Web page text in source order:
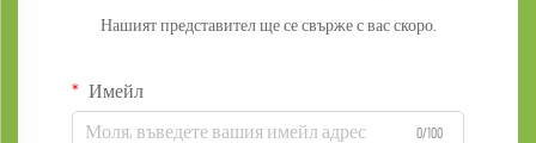
Нашият представител ще се свърже с вас скоро.
Имейл
0/100